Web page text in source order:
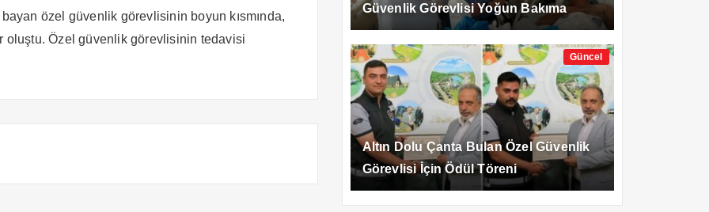
bayan özel güvenlik görevlisinin boyun kısmında,
Özel güvenlik görevlisinin tedavisi
Güvenlik Görevlisi Yoğun Bakıma
Alındı
Güncel
Altın Dolu Çanta Bulan Özel Güvenlik
Görevlisi İçin Ödül Töreni